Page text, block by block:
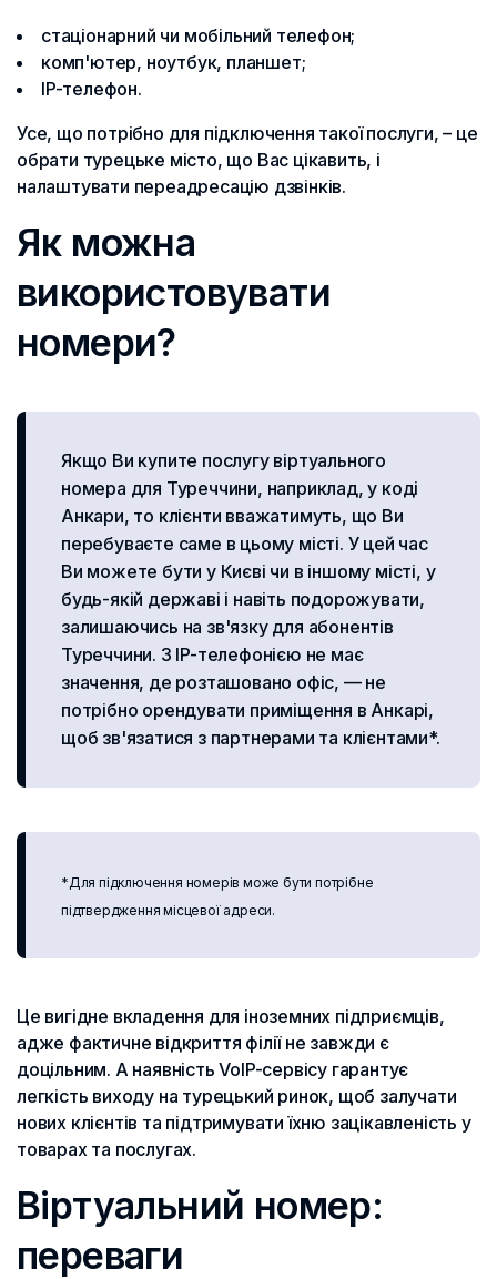
стаціонарний чи мобільний телефон;
комп'ютер, ноутбук, планшет;
IP-телефон.
Усе, що потрібно для підключення такої послуги, – це
обрати турецьке місто, що Вас цікавить, і
налаштувати переадресацію дзвінків.
Як можна
використовувати
номери?
Якщо Ви купите послугу віртуального
номера для Туреччини, наприклад, у коді
Анкари, то клієнти вважатимуть, що Ви
перебуваєте саме в цьому місті. У цей час
Ви можете бути у Києві чи в іншому місті, у
будь-якій державі і навіть подорожувати,
залишаючись на зв'язку для абонентів
Туреччини. З IP-телефонією не має
значення, де розташовано офіс, — не
потрібно орендувати приміщення в Анкарі,
щоб зв'язатися з партнерами та клієнтами*.
*Для підключення номерів може бути потрібне
підтвердження місцевої адреси.
Це вигідне вкладення для іноземних підприємців,
адже фактичне відкриття філії не завжди є
доцільним. А наявність VoIP-сервісу гарантує
легкість виходу на турецький ринок, щоб залучати
нових клієнтів та підтримувати їхню зацікавленість у
товарах та послугах.
Віртуальний номер:
переваги